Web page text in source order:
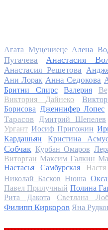
Агата Муцениеце Алена
Пугачева
Анастасия
Анастасия Решетова
Ани Лорак Анна Седокова
Бритни Спирс
Валерия
Виктория Дайнеко
Борисова Дженнифер Лопес
Тарасов
Дмитрий Шепелев
Ургант Иосиф Пригожин
Кардашьян
Кристина
Собчак Курбан Омаров
Виторган Максим Галкин
Настасья Самбурская
Николай Басков Нюша
Павел Прилучный Полина
Рита Дакота
Светлана
Филипп Киркоров Яна